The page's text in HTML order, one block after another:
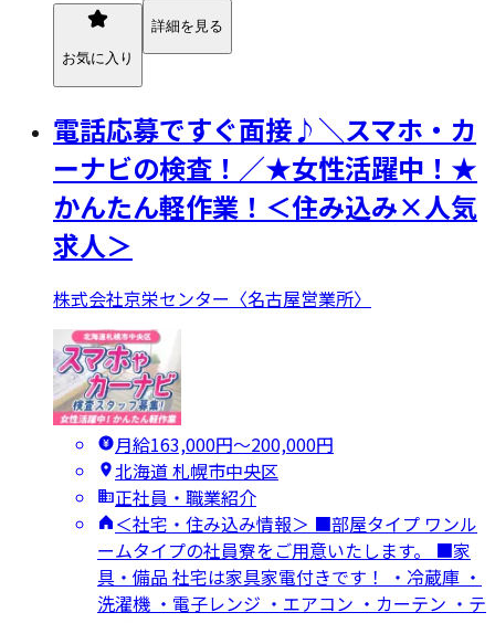
お気に入り
詳細を見る
電話応募ですぐ面接♪＼スマホ・カ
ーナビの検査！／★女性活躍中！★
かんたん軽作業！＜住み込み×人気
求人＞
株式会社京栄センター〈名古屋営業所〉
月給163,000円〜200,000円
北海道 札幌市中央区
正社員・職業紹介
＜社宅・住み込み情報＞ ■部屋タイプ ワンル
ームタイプの社員寮をご用意いたします。 ■家
具・備品 社宅は家具家電付きです！ ・冷蔵庫 ・
洗濯機 ・電子レンジ ・エアコン ・カーテン ・テ